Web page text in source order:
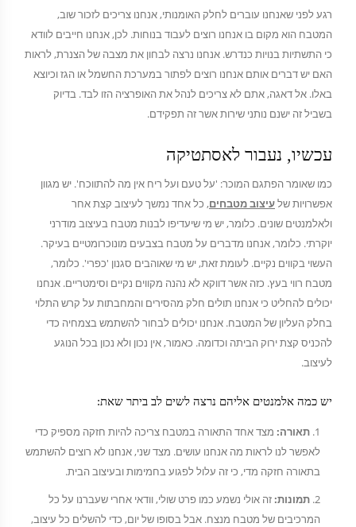
רגע לפני שאנחנו עוברים לחלק האומנותי, אנחנו צריכים לזכור שוב,
המטבח הוא מקום בו אנחנו רוצים לעבוד בנוחות. לכן, אנחנו חייבים לוודא
כי התשתיות בנויות כנדרש. אנחנו נרצה לבחון את מצבה של הצנרת, לראות
האם יש דברים אותם אנחנו רוצים לפתור במערכת החשמל או הגז וכיוצא
באלו. אל דאגה, אתם לא צריכים לנהל את האופרציה הזו לבד. בדיוק
בשביל זה ישנם נותני שירות אשר זה תפקידם.
עכשיו, נעבור לאסתטיקה
כמו שאומר הפתגם המוכר: 'על טעם ועל ריח אין מה להתווכח'. יש מגוון
אפשרויות שלעיצוב מטבחים, כל אחד נמשך לעיצוב קצת אחר
ולאלמנטים שונים. כלומר, יש מי שיעדיפו לבנות מטבח בעיצוב מודרני
יוקרתי. כלומר, אנחנו מדברים על מטבח בצבעים מונוכרומטיים בעיקר.
העשוי בקווים נקיים. לעומת זאת, יש מי שאוהבים סגנון 'כפרי'. כלומר,
מטבח רווי בעץ. כזה אשר דווקא לא נהנה מקווים נקיים וסימטריים. אנחנו
יכולים להחליט כי אנחנו תולים חלק מהסירים והמחבתות על קרש התלוי
בחלק העליון של המטבח. אנחנו יכולים לבחור להשתמש בצמחיה כדי
להכניס קצת ירוק הביתה וכדומה. כאמור, אין נכון ולא נכון בכל הנוגע
לעיצוב.
יש כמה אלמנטים אליהם נרצה לשים לב ביתר שאת:
תאורה: מצד אחד התאורה במטבח צריכה להיות חזקה מספיק כדי
לאפשר לנו לראות מה אנחנו עושים. מצד שני, אנחנו לא רוצים להשתמש
בתאורה חזקה מדי, כי זה עלול לפגוע בחמימות ובעיצוב הבית.
תמונות: זה אולי נשמע כמו פרט שולי, וודאי אחרי שעברנו על כל
המרכיבים של מטבח מנצח. אבל בסופו של יום, כדי להשלים כל עיצוב,